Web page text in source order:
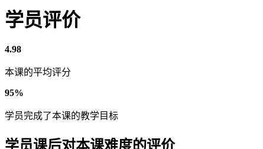
学员评价
4.98
本课的平均评分
95%
学员完成了本课的教学目标
学员课后对本课难度的评价